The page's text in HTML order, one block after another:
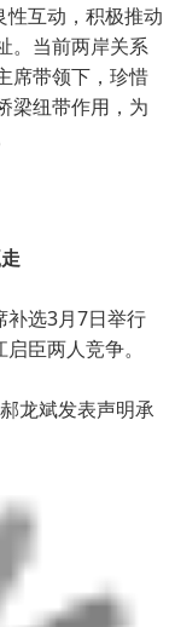
性互动，积极推动
。当前两岸关系
席带领下，珍惜
梁纽带作用，为
补选3月7日举行
臣两人竞争。
龙斌发表声明承